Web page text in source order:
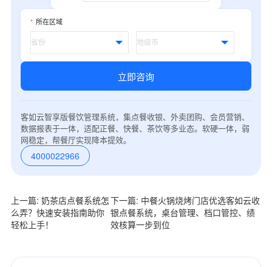
* 所在区域
立即咨询
客如云智享版餐饮管理系统，集点餐收银、外卖团购、会员营销、
数据报表于一体，适配正餐、快餐、茶饮等多业态。软硬一体，弱
网稳定，帮餐厅实现降本提效。
4000022966
上一篇: 奶茶店点餐系统怎
么弄？快速安装指南助你
轻松上手！
下一篇: 中餐火锅烧烤门店优选客如云收
银点餐系统，桌台管理、档口管控、绩
效核算一步到位